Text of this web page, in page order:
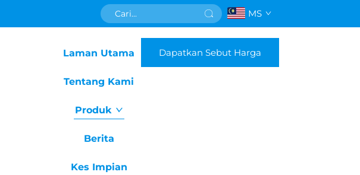
MS
Laman Utama
Tentang Kami
Produk
Berita
Kes Impian
Dapatkan Sebut Harga